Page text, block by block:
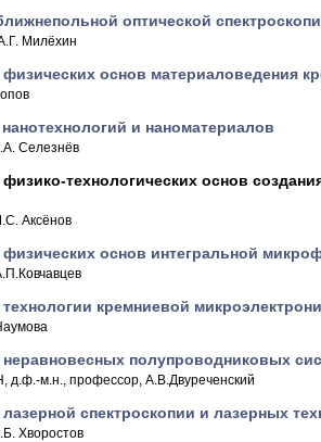
оптической
Милёхин
основ материаловедения
и наноматериалов
Селезнёв
технологических основ
Аксёнов
основ интегральной
кремниевой
полупроводниковых
д.ф.-м.н., профессор, А.В.Двуреченский
спектроскопии и лазерных
Хворостов